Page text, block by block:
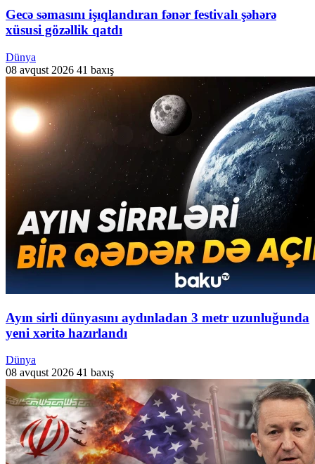
Gecə səmasını işıqlandıran fənər festivalı şəhərə
xüsusi gözəllik qatdı
Dünya
08 avqust 2026 41 baxış
Ayın sirli dünyasını aydınladan 3 metr uzunluğunda
yeni xəritə hazırlandı
Dünya
08 avqust 2026 41 baxış